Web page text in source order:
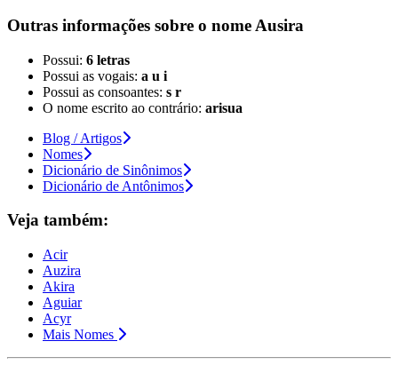
Outras informações sobre o nome Ausira
Possui: 6 letras
Possui as vogais: a u i
Possui as consoantes: s r
O nome escrito ao contrário: arisua
Blog / Artigos
Nomes
Dicionário de Sinônimos
Dicionário de Antônimos
Veja também:
Acir
Auzira
Akira
Aguiar
Acyr
Mais Nomes